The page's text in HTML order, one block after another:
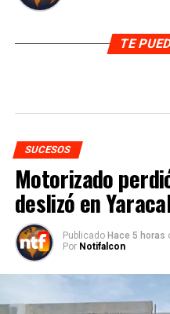
TE
SUCESOS
Motorizado
deslizó en
Publicado Hace 5 horas
Por Notifalcon